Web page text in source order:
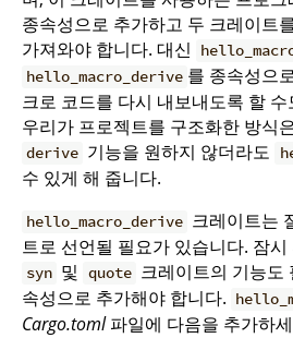
종속성으로 추가하고 두 크레이트
가져와야 합니다. 대신
hello_macro_derive 를 종속성으
크로 코드를 다시 내보내도록 할
우리가 프로젝트를 구조화한 방식
derive 기능을 원하지 않더라도
수 있게 해 줍니다.
hello_macro_derive 크레이트는
트로 선언될 필요가 있습니다. 잠
syn 및 quote 크레이트의 기능도
속성으로 추가해야 합니다.
Cargo.toml파일에 다음을 추가하